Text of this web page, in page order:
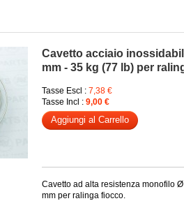
Cavetto acciaio
mm - 35 kg (77 lb) per
Tasse Escl : 7,38 €
Tasse Incl : 9,00 €
Aggiungi al Carrello
Cavetto ad alta resistenza monofilo
mm per ralinga fiocco.